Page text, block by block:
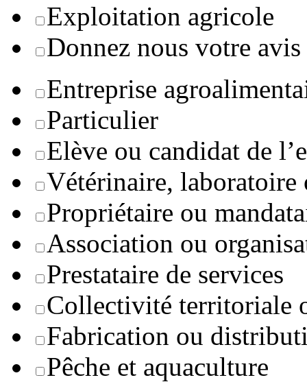
Exploitation agricole
Donnez nous votre avis
Entreprise
Particulier
Elève ou candidat de
Vétérinaire, laboratoire
Propriétaire ou
Association ou
Prestataire de services
Collectivité territoriale
Fabrication ou
Pêche et aquaculture